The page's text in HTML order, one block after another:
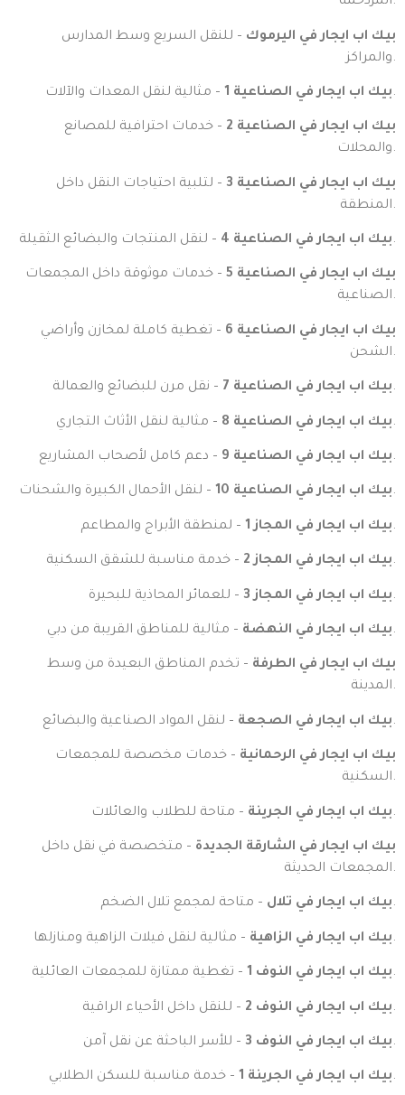
بيك اب ايجار في اليرموك – للنقل السريع وسط المدارس
والمراكز.
بيك اب ايجار في الصناعية 1– مثالية لنقل المعدات والآلات.
بيك اب ايجار في الصناعية 2
– خدمات احترافية للمصانع
والمحلات.
بيك اب ايجار في الصناعية 3
– لتلبية احتياجات النقل داخل
المنطقة.
بيك اب ايجار في الصناعية 4– لنقل المنتجات والبضائع الثقيلة.
بيك اب ايجار في الصناعية 5
– خدمات موثوقة داخل المجمعات
الصناعية.
بيك اب ايجار في الصناعية 6
– تغطية كاملة لمخازن وأراضي
الشحن.
بيك اب ايجار في الصناعية 7– نقل مرن للبضائع والعمالة.
بيك اب ايجار في الصناعية 8– مثالية لنقل الأثاث التجاري.
بيك اب ايجار في الصناعية 9– دعم كامل لأصحاب المشاريع.
بيك اب ايجار في الصناعية 10– لنقل الأحمال الكبيرة والشحنات.
بيك اب ايجار في المجاز 1– لمنطقة الأبراج والمطاعم.
بيك اب ايجار في المجاز 2– خدمة مناسبة للشقق السكنية.
بيك اب ايجار في المجاز 3– للعمائر المحاذية للبحيرة.
بيك اب ايجار في النهضة– مثالية للمناطق القريبة من دبي.
بيك اب ايجار في الطرفة – تخدم المناطق البعيدة من وسط
المدينة.
بيك اب ايجار في الصجعة– لنقل المواد الصناعية والبضائع.
بيك اب ايجار في الرحمانية – خدمات مخصصة للمجمعات
السكنية.
بيك اب ايجار في الجرينة– متاحة للطلاب والعائلات.
بيك اب ايجار في الشارقة الجديدة – متخصصة في نقل داخل
المجمعات الحديثة.
بيك اب ايجار في تلال– متاحة لمجمع تلال الضخم.
بيك اب ايجار في الزاهية– مثالية لنقل فيلات الزاهية ومنازلها.
بيك اب ايجار في النوف 1– تغطية ممتازة للمجمعات العائلية.
بيك اب ايجار في النوف 2– للنقل داخل الأحياء الراقية.
بيك اب ايجار في النوف 3– للأسر الباحثة عن نقل آمن.
بيك اب ايجار في الجرينة 1– خدمة مناسبة للسكن الطلابي.